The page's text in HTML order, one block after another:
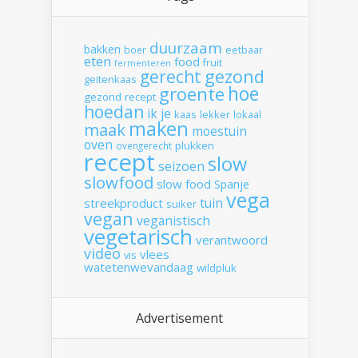
bakken boer duurzaam eetbaar
eten fermenteren food fruit
geitenkaas gerecht gezond
gezond recept groente hoe
hoedan ik je kaas lekker lokaal
maak maken moestuin
oven ovengerecht plukken
recept seizoen slow
slowfood slow food Spanje
streekproduct suiker tuin vega
vegan veganistisch
vegetarisch verantwoord
video vis vlees
watetenwevandaag wildpluk
Advertisement